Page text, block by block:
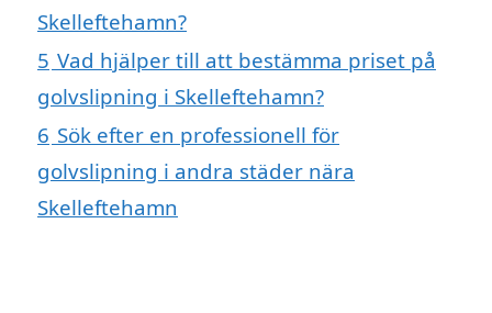
Skelleftehamn?
5 Vad hjälper till att bestämma priset på
golvslipning i Skelleftehamn?
6 Sök efter en professionell för
golvslipning i andra städer nära
Skelleftehamn